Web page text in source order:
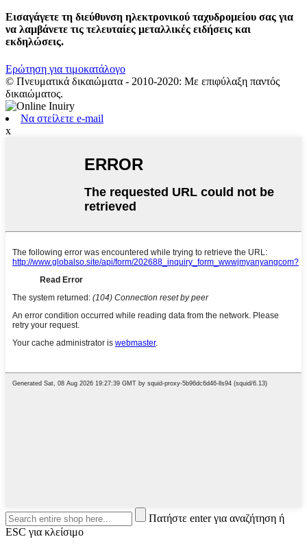
Εισαγάγετε τη διεύθυνση ηλεκτρονικού ταχυδρομείου σας για
να λαμβάνετε τις τελευταίες μεταλλικές ειδήσεις και
εκδηλώσεις.
Ερώτηση για τιμοκατάλογο
© Πνευματικά δικαιώματα - 2010-2020: Με επιφύλαξη παντός
δικαιώματος.
Να στείλετε e-mail
x
Πατήστε enter για αναζήτηση ή
ESC για κλείσιμο